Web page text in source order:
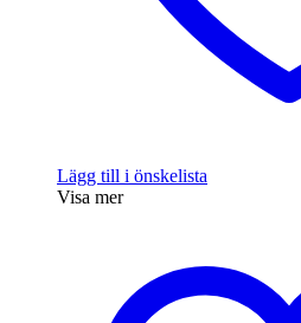
Lägg till i önskelista
Visa mer